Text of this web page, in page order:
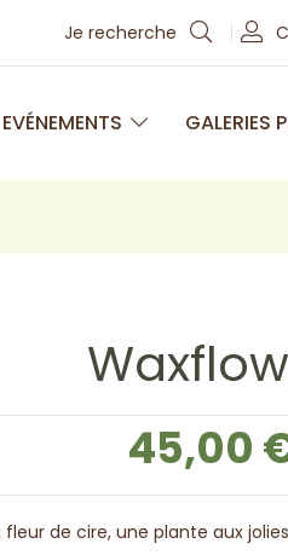
Je recherche
EVÉNEMENTS GALERIES
45,00
fleur de cire, une plante aux